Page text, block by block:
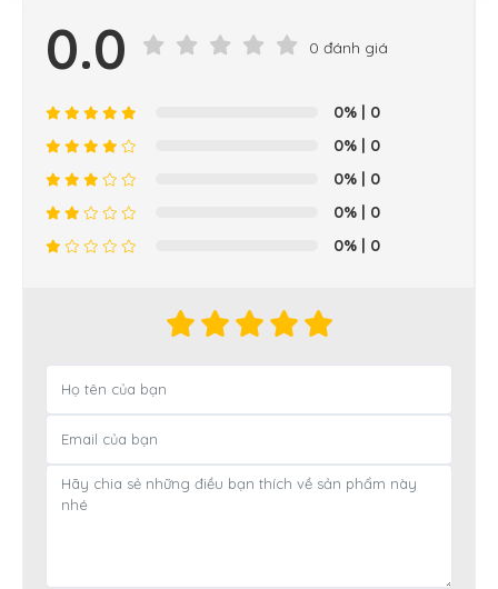
0.0 0 đánh giá
0% | 0
0% | 0
0% | 0
0% | 0
0% | 0